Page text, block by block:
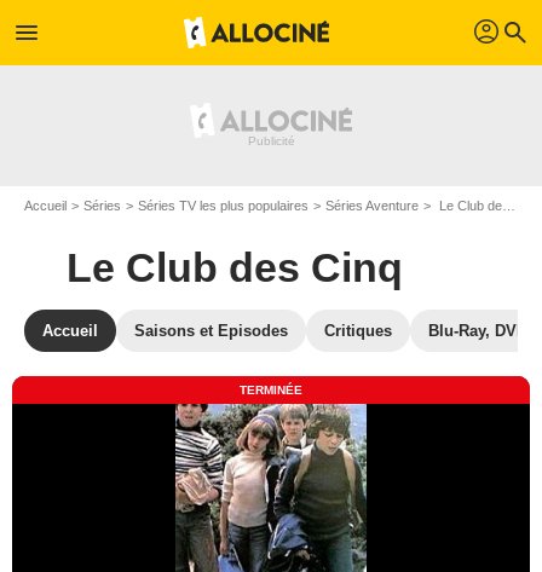
menu profil search
Accueil Séries Séries TV les plus populaires Séries Aventure Le Club des Cinq
Le Club des Cinq
Accueil Saisons et Episodes Critiques Blu-Ray, DVD
TERMINÉE